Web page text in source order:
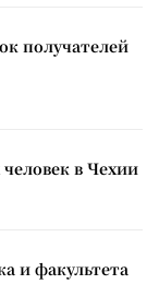
получателей
в Чехии
и факультета